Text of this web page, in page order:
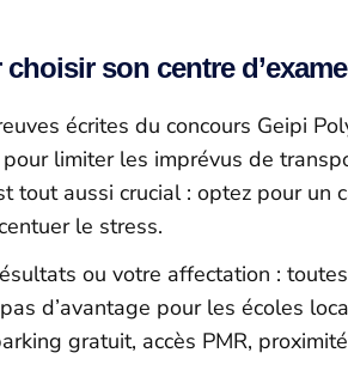
son centre
écrites du concours Geipi
limiter les imprévus de
tout aussi crucial : optez pour
le stress.
ou votre affectation :
d’avantage pour les écoles
gratuit, accès PMR,